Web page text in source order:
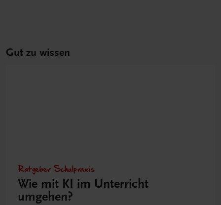
Gut zu wissen
Ratgeber Schulpraxis
Wie mit KI im Unterricht
umgehen?